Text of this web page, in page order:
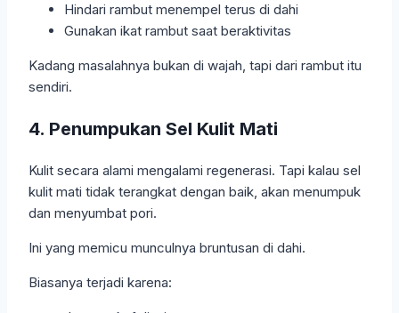
Hindari rambut menempel terus di dahi
Gunakan ikat rambut saat beraktivitas
Kadang masalahnya bukan di wajah, tapi dari rambut itu
sendiri.
4. Penumpukan Sel Kulit Mati
Kulit secara alami mengalami regenerasi. Tapi kalau sel
kulit mati tidak terangkat dengan baik, akan menumpuk
dan menyumbat pori.
Ini yang memicu munculnya bruntusan di dahi.
Biasanya terjadi karena: